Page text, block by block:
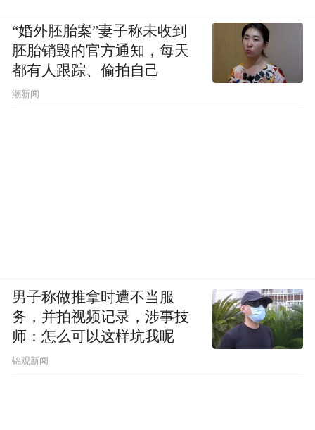
“婚外胚胎案”妻子称未收到
胚胎销毁的官方通知，每天
都有人跟踪、偷拍自己
潮新闻
男子称做推拿时遭不当服
务，并拍视频记录，涉事技
师：怎么可以这样坑我呢
锦观新闻